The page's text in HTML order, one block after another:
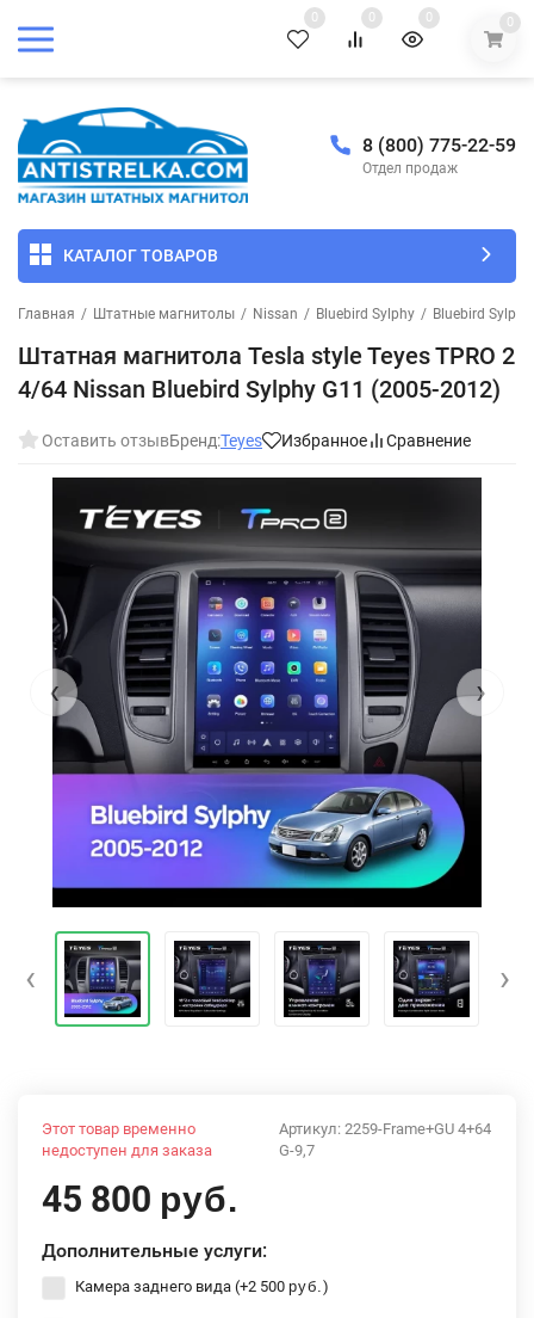
0 0 0 0
8 (800) 775-22-59
Отдел продаж
КАТАЛОГ ТОВАРОВ
Главная / Штатные магнитолы / Nissan / Bluebird Sylphy / Bluebird
Штатная магнитола Tesla style Teyes TPRO 2
4/64 Nissan Bluebird Sylphy G11 (2005-2012)
Оставить отзывБренд:Teyes Избранное Сравнение
‹ ›
‹ ›
Артикул: 2259-Frame+GU 4+64
G-9,7
Этот товар временно
недоступен для заказа
45 800 руб.
Дополнительные услуги:
Камера заднего вида (+2 500 руб. )